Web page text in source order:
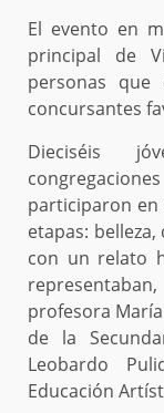
El evento en
principal de
personas
concursantes
Dieciséis
participaron
etapas:
con un relato
profesora
de la
Leobardo
Educación